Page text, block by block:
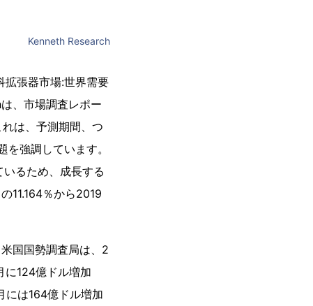
Kenneth Research
拡張器市場:世界需要
、市場調査レポー
は、予測期間、つ
強調しています。
るため、成長する
11.164％から2019
国国勢調査局は、2
に124億ドル増加
には164億ドル増加